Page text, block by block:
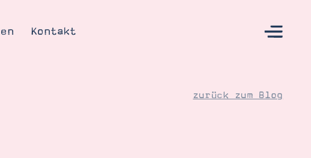
Kontakt
zurück zum Blog